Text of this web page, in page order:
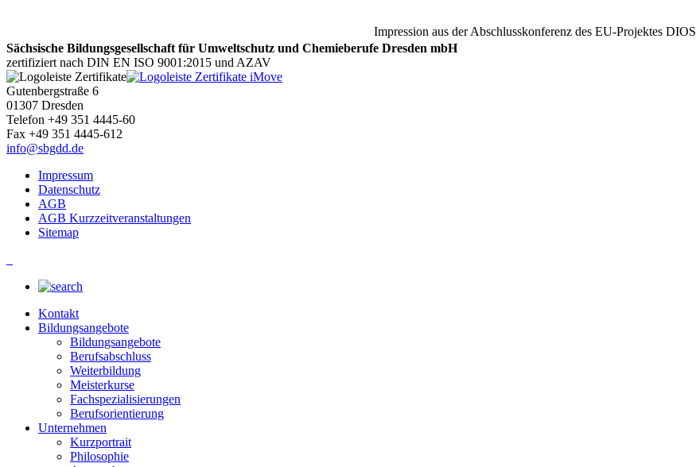
Impression aus der Abschlusskonferenz des EU-Projektes DIOS
Sächsische Bildungsgesellschaft für Umweltschutz und Chemieberufe Dresden mbH
zertifiziert nach DIN EN ISO 9001:2015 und AZAV
Gutenbergstraße 6
01307 Dresden
Telefon +49 351 4445-60
Fax +49 351 4445-612
info@sbgdd.de
Impressum
Datenschutz
AGB
AGB Kurzzeitveranstaltungen
Sitemap
Kontakt
Bildungsangebote
Bildungsangebote
Berufsabschluss
Weiterbildung
Meisterkurse
Fachspezialisierungen
Berufsorientierung
Unternehmen
Kurzportrait
Philosophie